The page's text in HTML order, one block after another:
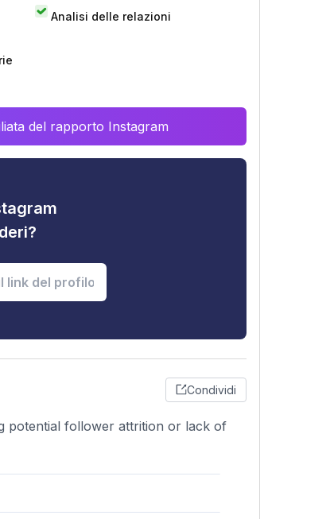
Analisi delle relazioni
del rapporto Instagram
Condividi
potential follower attrition or lack of